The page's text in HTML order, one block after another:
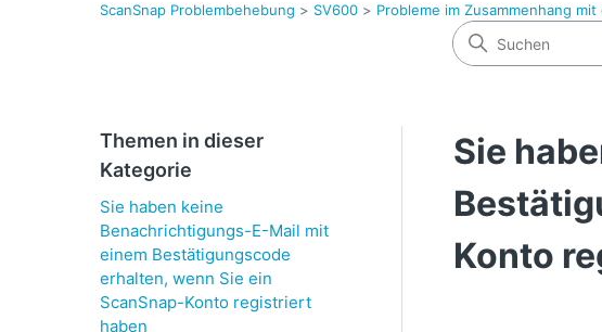
ScanSnap Problembehebung SV600 Probleme im Zusammenhang
Themen in dieser
Kategorie
Sie haben keine
Benachrichtigungs-E-Mail mit
einem Bestätigungscode
erhalten, wenn Sie ein
ScanSnap-Konto registriert
haben
Sie
Konto